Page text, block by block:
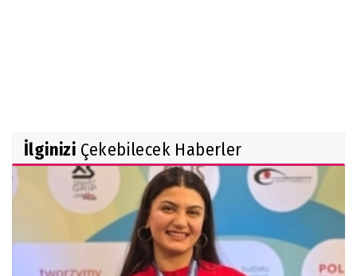
İlginizi Çekebilecek Haberler